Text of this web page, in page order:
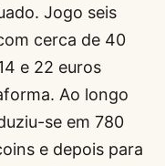
Jogo seis
cerca de 40
e 22 euros
Ao longo
se em 780
e depois para